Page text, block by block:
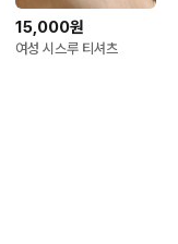
15,000원
여성 시스루 티셔츠